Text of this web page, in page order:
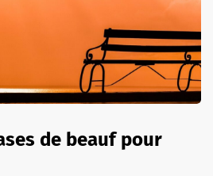
de beauf pour